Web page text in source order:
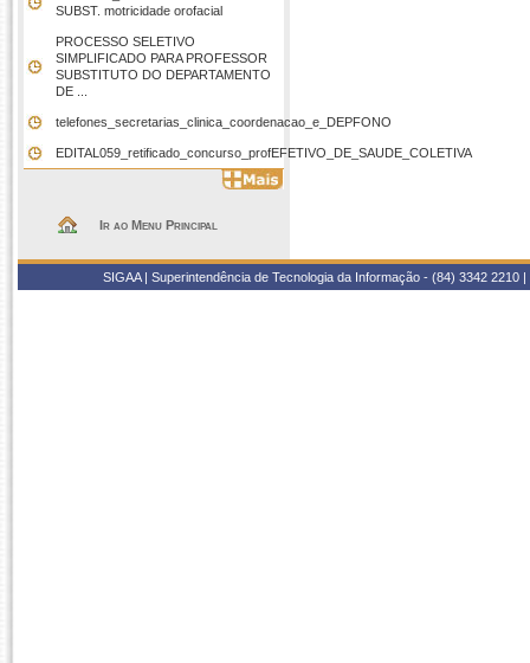
SUBST. motricidade orofacial
PROCESSO SELETIVO
SIMPLIFICADO PARA PROFESSOR
SUBSTITUTO DO DEPARTAMENTO
DE ...
telefones_secretarias_clinica_coordenacao_e_DEPFONO
EDITAL059_retificado_concurso_profEFETIVO_DE_SAUDE_COLETIVA
Ir ao Menu Principal
SIGAA | Superintendência de Tecnologia da Informação - (84) 3342